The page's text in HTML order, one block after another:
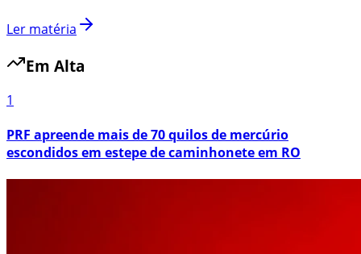
Ler matéria
Em Alta
1
PRF apreende mais de 70 quilos de mercúrio
escondidos em estepe de caminhonete em RO